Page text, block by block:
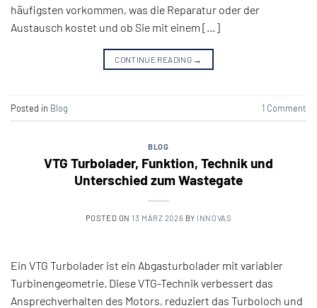
häufigsten vorkommen, was die Reparatur oder der
Austausch kostet und ob Sie mit einem […]
CONTINUE READING →
Posted in Blog 1 Comment
BLOG
VTG Turbolader, Funktion, Technik und
Unterschied zum Wastegate
POSTED ON 13 MÄRZ 2026 BY INNOVAS
Ein VTG Turbolader ist ein Abgasturbolader mit variabler
Turbinengeometrie. Diese VTG-Technik verbessert das
Ansprechverhalten des Motors, reduziert das Turboloch und